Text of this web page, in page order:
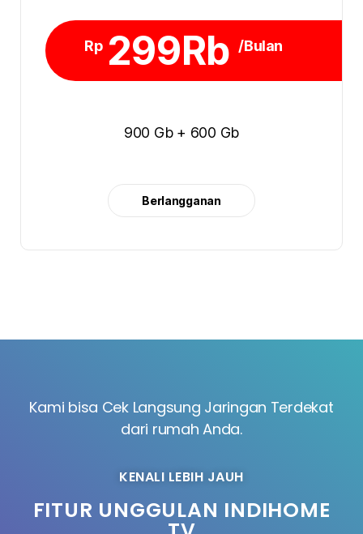
Rp 299Rb /Bulan
900 Gb + 600 Gb
Berlangganan
Kami bisa Cek Langsung Jaringan Terdekat
dari rumah Anda.
KENALI LEBIH JAUH
FITUR UNGGULAN INDIHOME